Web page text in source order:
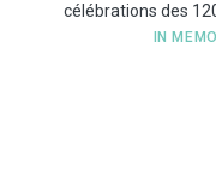
célébrations des
IN